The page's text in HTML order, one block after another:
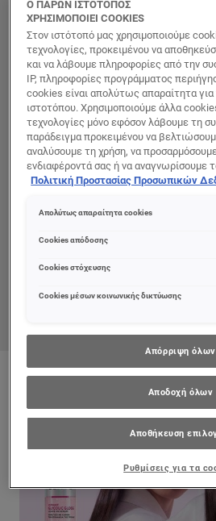
Ο ΠΑΡΩΝ ΙΣΤΟΤΟΠΟΣ
ΧΡΗΣΙΜΟΠΟΙΕΙ COOKIES
Στον ιστότοπό μας χρησιμοποιούμε
τεχνολογίες, προκειμένου να
και να λάβουμε πληροφορίες από την
IP, πληροφορίες προγράμματος
cookies είναι απολύτως απαραίτητα για
ιστοτόπου. Χρησιμοποιούμε άλλα
τεχνολογίες μόνο εφόσον λάβουμε τη
παράδειγμα προκειμένου να
αναλύσουμε τη χρήση, να
ενδιαφέροντά σας ή να αναγνωρίσουμε
σας για τη δημιουργία προφίλ με τα
διαδικτυακές προτάσεις. Μπορείτε να
(«Απόρριψη όλων») ή να ρυθμίσετε και
επιλογές σας («Αποθήκευση
πάσα στιγμή, να ελέγξετε και να
Περισσότερες πληροφορίες μπορείτε να
Πολιτική Προστασίας Προσωπικών
Απολύτως απαραίτητα cookies
Cookies απόδοσης
Cookies στόχευσης
Cookies μέσων κοινωνικής δικτύωσης
Απόρριψη όλων
Αποδοχή όλων
Αποθήκευση
Ρυθμίσεις για τα